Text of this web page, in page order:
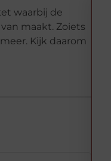
waarbij de
maakt. Zoiets
Kijk daarom